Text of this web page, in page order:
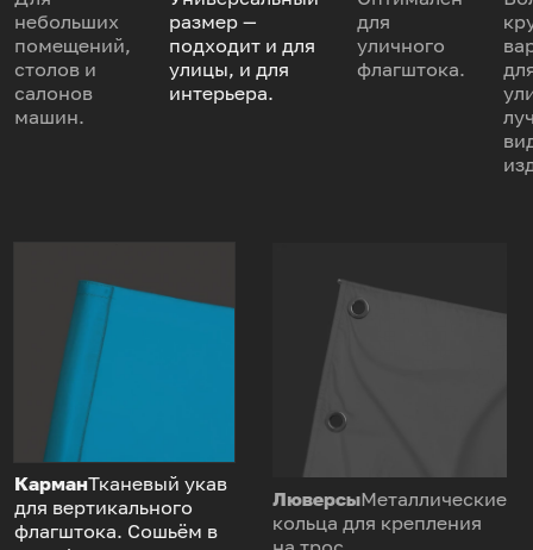
небольших
помещений,
столов и
салонов
машин.
размер —
подходит и для
улицы, и для
интерьера.
для
уличного
флагштока.
КарманТканевый укав
для вертикального
флагштока. Сошьём в
ЛюверсыМеталлические
кольца для крепления